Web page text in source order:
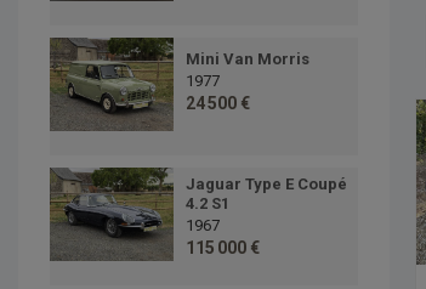
Mini Van Morris
1977
24 500 €
Jaguar Type E Coupé
4.2 S1
1967
115 000 €